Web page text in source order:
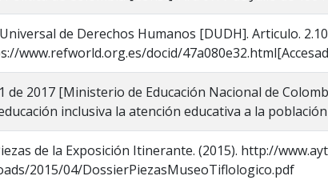
de Derechos Humanos [DUDH]. Articulo.
www.refworld.org.es/docid/
de 2017 [Ministerio de Educación Nacional de
inclusiva la atención educativa a la
de la Exposición Itinerante. (2015). http://
2015/04/DossierPiezasMuseoTiflologico.pdf